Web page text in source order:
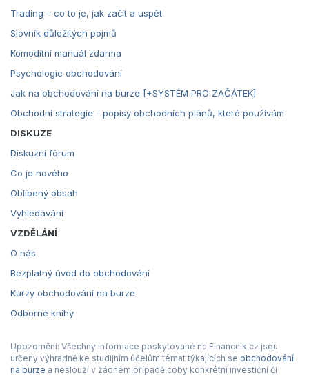
Trading – co to je, jak začít a uspět
Slovník důležitých pojmů
Komoditní manuál zdarma
Psychologie obchodování
Jak na obchodování na burze [+SYSTÉM PRO ZAČÁTEK]
Obchodní strategie - popisy obchodních plánů, které používám
DISKUZE
Diskuzní fórum
Co je nového
Oblíbený obsah
Vyhledávání
VZDĚLÁNÍ
O nás
Bezplatný úvod do obchodování
Kurzy obchodování na burze
Odborné knihy
Upozornění: Všechny informace poskytované na Financnik.cz jsou
určeny výhradně ke studijním účelům témat týkajících se obchodování
na burze a neslouží v žádném případě coby konkrétní investiční či